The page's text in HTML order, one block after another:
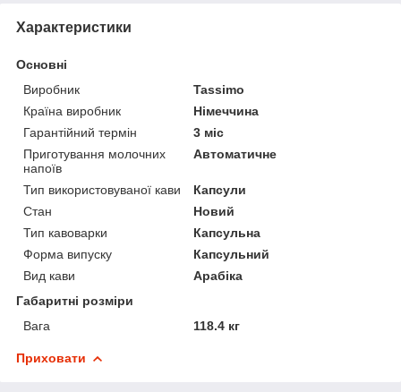
Характеристики
Основні
Виробник
Tassimo
Країна виробник
Німеччина
Гарантійний термін
3 міс
Приготування молочних
напоїв
Автоматичне
Тип використовуваної кави
Капсули
Стан
Новий
Тип кавоварки
Капсульна
Форма випуску
Капсульний
Вид кави
Арабіка
Габаритні розміри
Вага
118.4 кг
Приховати